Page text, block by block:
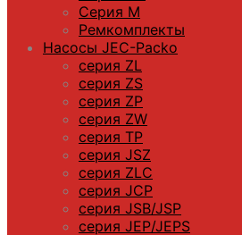
Серия M
Ремкомплекты
Насосы JEC-Packo
серия ZL
серия ZS
серия ZP
серия ZW
серия TP
серия JSZ
серия ZLC
серия JCP
серия JSB/JSP
серия JEP/JEPS